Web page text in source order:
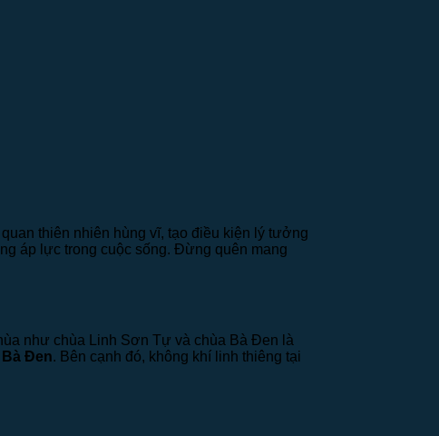
thiên nhiên hùng vĩ, tạo điều kiện lý tưởng
áp lực trong cuộc sống. Đừng quên mang
như chùa Linh Sơn Tự và chùa Bà Đen là
Bà Đen. Bên cạnh đó, không khí linh thiêng tại